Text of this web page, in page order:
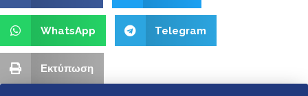
WhatsApp Telegram
Εκτύπωση